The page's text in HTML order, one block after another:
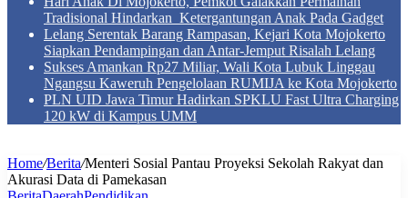
Tradisional Hindarkan Ketergantungan Anak Pada Gadget
Lelang Serentak Barang Rampasan, Kejari Kota Mojokerto
Siapkan Pendampingan dan Antar-Jemput Risalah Lelang
Sukses Amankan Rp27 Miliar, Wali Kota Lubuk Linggau
Ngangsu Kaweruh Pengelolaan RUMIJA ke Kota Mojokerto
PLN UID Jawa Timur Hadirkan SPKLU Fast Ultra Charging
120 kW di Kampus UMM
Home/Berita/Menteri Sosial Pantau Proyeksi Sekolah Rakyat dan
Akurasi Data di Pamekasan